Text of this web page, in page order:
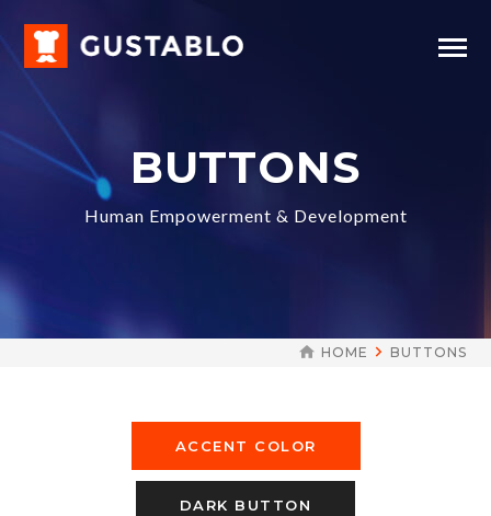
BUTTONS
Human Empowerment & Development
HOME BUTTONS
ACCENT COLOR
DARK BUTTON